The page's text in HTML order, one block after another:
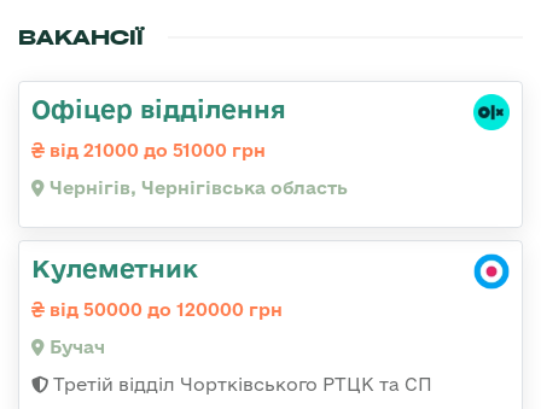
ВАКАНСІЇ
Офіцер відділення
від 21000 до 51000 грн
Чернігів, Чернігівська область
Кулеметник
від 50000 до 120000 грн
Бучач
Третій відділ Чортківського РТЦК та СП